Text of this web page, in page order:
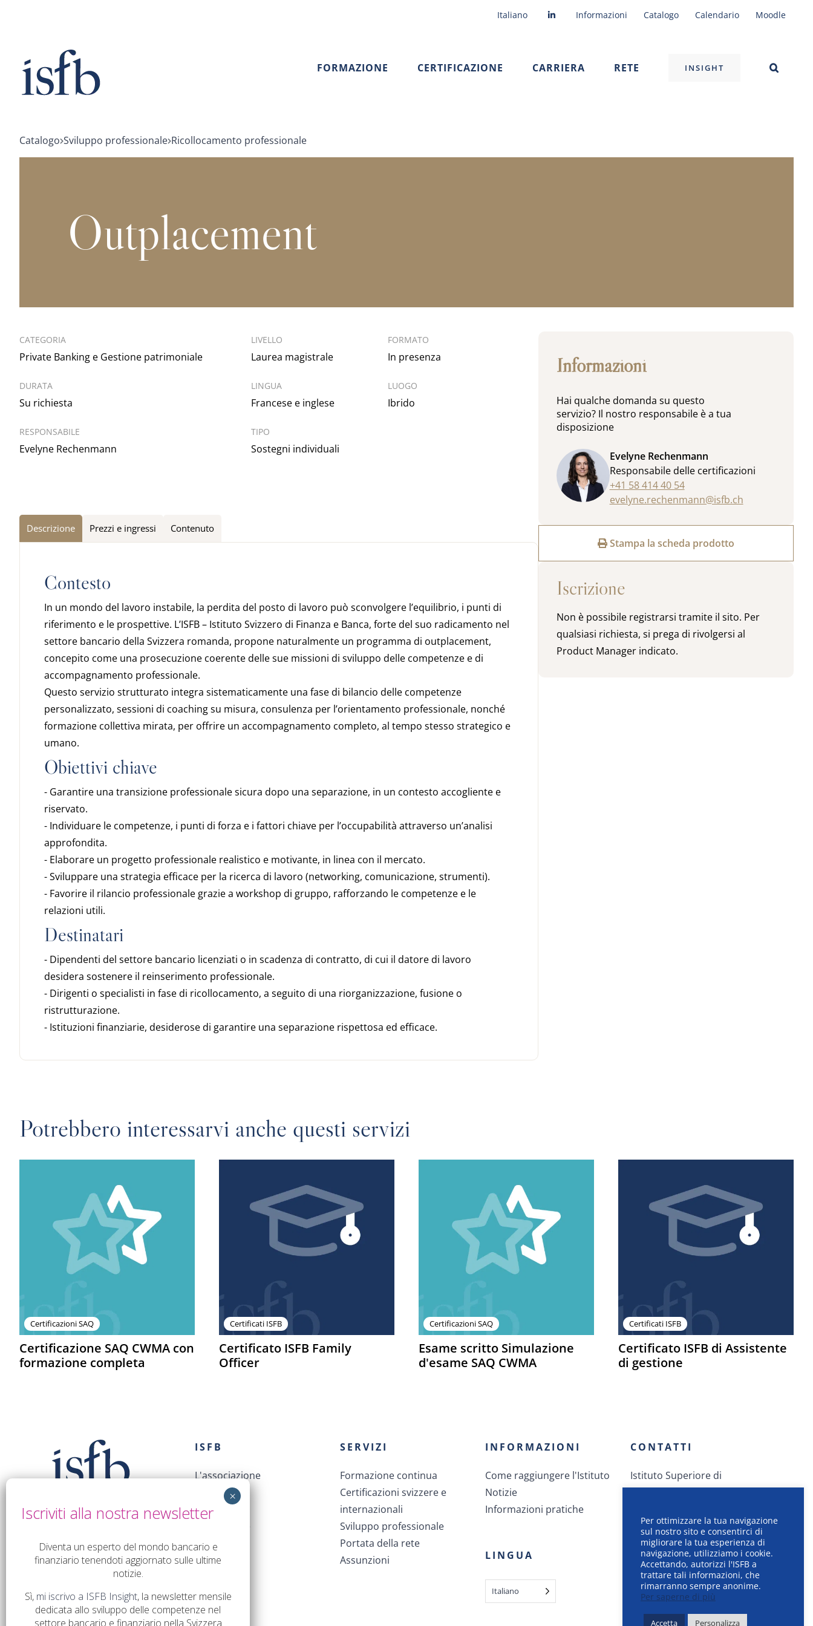
Italiano Informazioni Catalogo Calendario Moodle
FORMAZIONE CERTIFICAZIONE CARRIERA RETE INSIGHT
Catalogo Sviluppo professionale Ricollocamento professionale
Outplacement
CATEGORIA
Private Banking e Gestione patrimoniale
LIVELLO
Laurea magistrale
FORMATO
In presenza
DURATA
Su richiesta
LINGUA
Francese e inglese
LUOGO
Ibrido
RESPONSABILE
Evelyne Rechenmann
TIPO
Sostegni individuali
Descrizione Prezzi e ingressi Contenuto
Contesto
In un mondo del lavoro instabile, la perdita del posto di lavoro può sconvolgere l’equilibrio, i punti di
riferimento e le prospettive. L’ISFB – Istituto Svizzero di Finanza e Banca, forte del suo radicamento nel
settore bancario della Svizzera romanda, propone naturalmente un programma di outplacement,
concepito come una prosecuzione coerente delle sue missioni di sviluppo delle competenze e di
accompagnamento professionale.
Questo servizio strutturato integra sistematicamente una fase di bilancio delle competenze
personalizzato, sessioni di coaching su misura, consulenza per l’orientamento professionale, nonché
formazione collettiva mirata, per offrire un accompagnamento completo, al tempo stesso strategico e
umano.
Obiettivi chiave
- Garantire una transizione professionale sicura dopo una separazione, in un contesto accogliente e
riservato.
- Individuare le competenze, i punti di forza e i fattori chiave per l’occupabilità attraverso un’analisi
approfondita.
- Elaborare un progetto professionale realistico e motivante, in linea con il mercato.
- Sviluppare una strategia efficace per la ricerca di lavoro (networking, comunicazione, strumenti).
- Favorire il rilancio professionale grazie a workshop di gruppo, rafforzando le competenze e le
relazioni utili.
Destinatari
- Dipendenti del settore bancario licenziati o in scadenza di contratto, di cui il datore di lavoro
desidera sostenere il reinserimento professionale.
- Dirigenti o specialisti in fase di ricollocamento, a seguito di una riorganizzazione, fusione o
ristrutturazione.
- Istituzioni finanziarie, desiderose di garantire una separazione rispettosa ed efficace.
Informazioni
Hai qualche domanda su questo
servizio? Il nostro responsabile è a tua
disposizione
Evelyne Rechenmann
Responsabile delle certificazioni
+41 58 414 40 54
evelyne.rechenmann@isfb.ch
Stampa la scheda prodotto
Iscrizione
Non è possibile registrarsi tramite il sito. Per
qualsiasi richiesta, si prega di rivolgersi al
Product Manager indicato.
Potrebbero interessarvi anche questi servizi
Certificazioni SAQ
Certificazione SAQ CWMA con
formazione completa
Certificati ISFB
Certificato ISFB Family
Officer
Certificazioni SAQ
Esame scritto Simulazione
d'esame SAQ CWMA
Certificati ISFB
Certificato ISFB di Assistente
di gestione
ISFB
L'associazione
I membri
Il Consiglio
SERVIZI
Formazione continua
Certificazioni svizzere e
internazionali
Sviluppo professionale
Portata della rete
Assunzioni
INFORMAZIONI
Come raggiungere l'Istituto
Notizie
Informazioni pratiche
LINGUA
Italiano
CONTATTI
Istituto Superiore di
CH-1212 Grand-Lancy
+41.58.414.40.40
info AT isfb.ch
Per ottimizzare la tua navigazione
sul nostro sito e consentirci di
migliorare la tua esperienza di
navigazione, utilizziamo i cookie.
Accettando, autorizzi l'ISFB a
trattare tali informazioni, che
rimarranno sempre anonime.
Per saperne di più
Accetta Personalizza
Diventa un esperto del mondo bancario e
finanziario tenendoti aggiornato sulle ultime
notizie.
Sì, mi iscrivo a ISFB Insight, la newsletter mensile
dedicata allo sviluppo delle competenze nel
settore bancario e finanziario nella Svizzera